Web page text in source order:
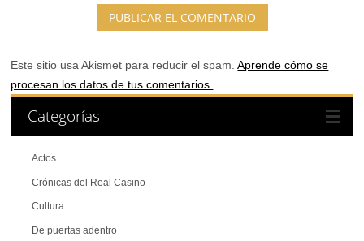
Este sitio usa Akismet para reducir el spam.Aprende cómo se
procesan los datos de tus comentarios.
Categorías
Actos
Crónicas del Real Casino
Cultura
De puertas adentro